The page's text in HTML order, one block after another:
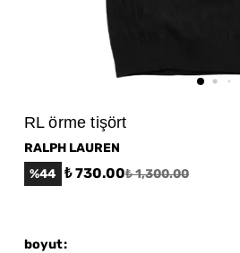
RL örme tişört
RALPH LAUREN
%44 ₺ 730.00₺ 1,300.00
boyut: